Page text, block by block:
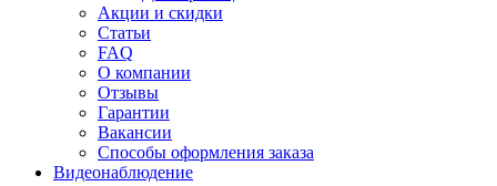
Акции и скидки
Статьи
FAQ
О компании
Отзывы
Гарантии
Вакансии
Способы оформления заказа
Видеонаблюдение